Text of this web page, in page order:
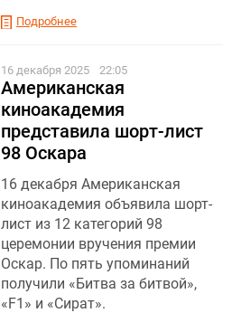
Подробнее
16 декабря 2025 22:05
Американская
киноакадемия
представила шорт-лист
98 Оскара
16 декабря Американская
киноакадемия объявила шорт-
лист из 12 категорий 98
церемонии вручения премии
Оскар. По пять упоминаний
получили «Битва за битвой»,
«F1» и «Сират».